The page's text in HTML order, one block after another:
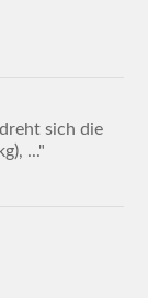
sich die
..."